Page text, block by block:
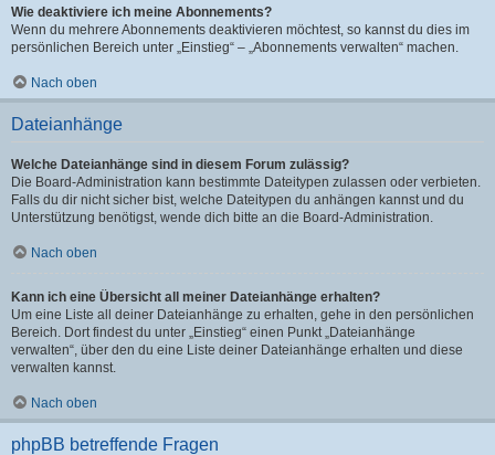
Wie deaktiviere ich meine Abonnements?
Wenn du mehrere Abonnements deaktivieren möchtest, so kannst du dies im
persönlichen Bereich unter „Einstieg“ – „Abonnements verwalten“ machen.
Nach oben
Dateianhänge
Welche Dateianhänge sind in diesem Forum zulässig?
Die Board-Administration kann bestimmte Dateitypen zulassen oder verbieten.
Falls du dir nicht sicher bist, welche Dateitypen du anhängen kannst und du
Unterstützung benötigst, wende dich bitte an die Board-Administration.
Nach oben
Kann ich eine Übersicht all meiner Dateianhänge erhalten?
Um eine Liste all deiner Dateianhänge zu erhalten, gehe in den persönlichen
Bereich. Dort findest du unter „Einstieg“ einen Punkt „Dateianhänge
verwalten“, über den du eine Liste deiner Dateianhänge erhalten und diese
verwalten kannst.
Nach oben
phpBB betreffende Fragen